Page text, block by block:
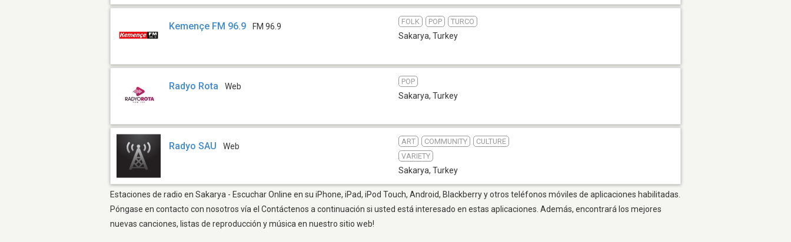
Kemençe FM 96.9 FM 96.9
FOLK POP TURCO
Sakarya, Turkey
Radyo Rota Web
POP
Sakarya, Turkey
Radyo SAU Web
ART COMMUNITY
CULTURE
VARIETY
Sakarya, Turkey
Estaciones de radio en Sakarya - Escuchar Online en su iPhone, iPad, iPod Touch, Android, Blackberry y otros teléfonos móviles de aplicaciones habilitadas.
Póngase en contacto con nosotros vía el Contáctenos a continuación si usted está interesado en estas aplicaciones. Además, encontrará los mejores
nuevas canciones, listas de reproducción y música en nuestro sitio web!